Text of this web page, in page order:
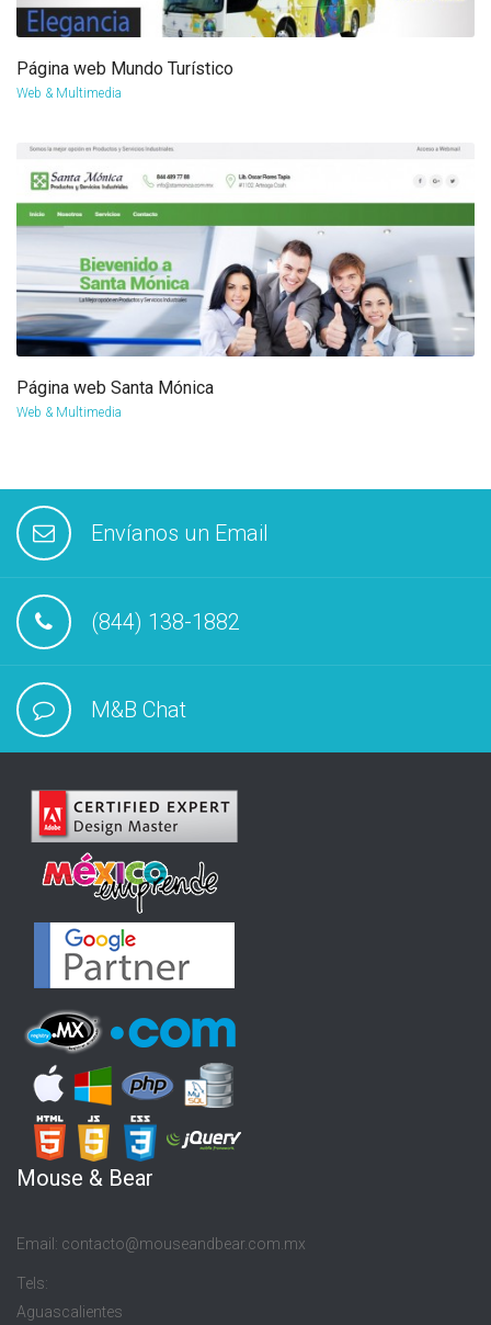
more info
Página web Mundo Turístico
Web & Multimedia
more info
Página web Santa Mónica
Web & Multimedia
Envíanos un Email
(844) 138-1882
M&B Chat
Mouse & Bear
Email: contacto@mouseandbear.com.mx
Tels:
Aguascalientes